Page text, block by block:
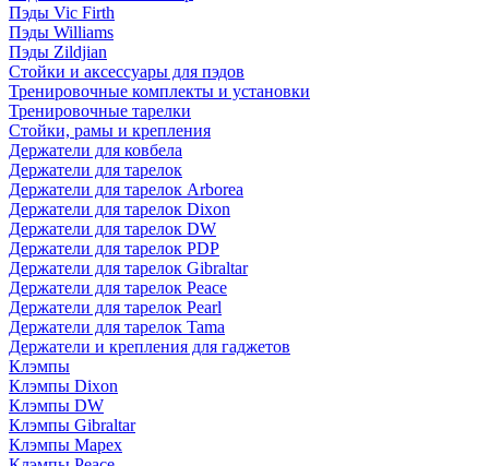
Пэды Vic Firth
Пэды Williams
Пэды Zildjian
Стойки и аксессуары для пэдов
Тренировочные комплекты и установки
Тренировочные тарелки
Стойки, рамы и крепления
Держатели для ковбела
Держатели для тарелок
Держатели для тарелок Arborea
Держатели для тарелок Dixon
Держатели для тарелок DW
Держатели для тарелок PDP
Держатели для тарелок Gibraltar
Держатели для тарелок Peace
Держатели для тарелок Pearl
Держатели для тарелок Tama
Держатели и крепления для гаджетов
Клэмпы
Клэмпы Dixon
Клэмпы DW
Клэмпы Gibraltar
Клэмпы Mapex